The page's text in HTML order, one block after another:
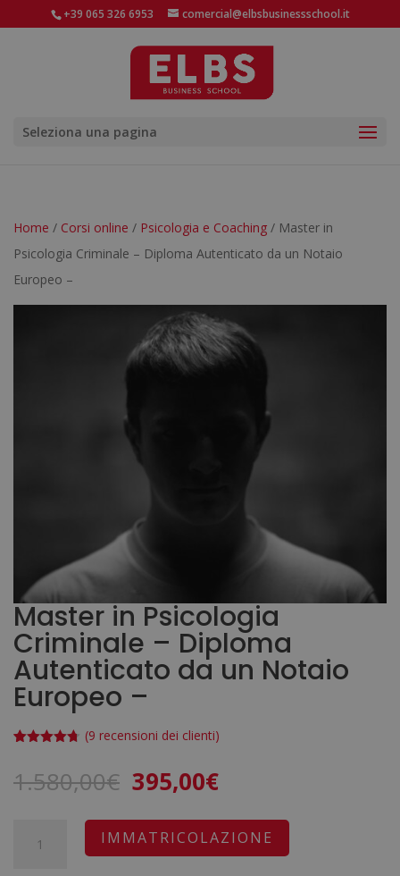
+39 065 326 6953 comercial@elbsbusinessschool.it
Seleziona una pagina
Home / Corsi online / Psicologia e Coaching / Master in
Psicologia Criminale – Diploma Autenticato da un Notaio
Europeo –
Master in Psicologia
Criminale – Diploma
Autenticato da un Notaio
Europeo –
su base
di
(9 recensioni dei clienti)
1.580,00€ Il
originale
era:
395,00€Il
attuale
è:
IMMATRICOLAZIONE